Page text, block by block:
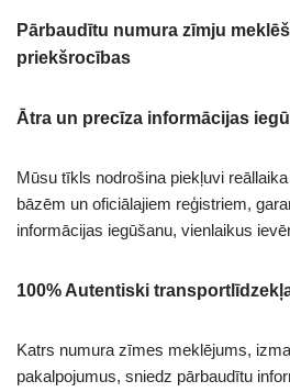
Pārbaudītu numura zīmju
priekšrocības
Ātra un precīza informācijas
Mūsu tīkls nodrošina piekļuvi
bāzēm un oficiālajiem reģistriem,
informācijas iegūšanu, vienlaikus
100% Autentiski
Katrs numura zīmes meklējums,
pakalpojumus, sniedz pārbaudītu